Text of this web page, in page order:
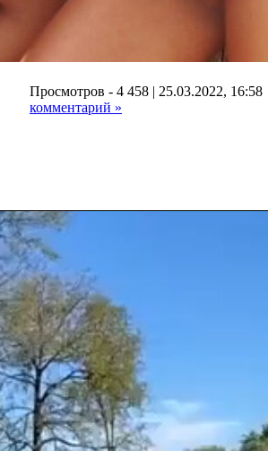
Просмотров - 4 458 | 25.03.2022, 16:58
комментарий »